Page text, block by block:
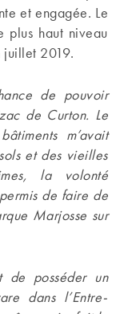
et engagée. Le
haut niveau
juillet 2019.
de pouvoir
de Curton. Le
m’avait
et des vieilles
la volonté
de faire de
Marjosse sur
de posséder un
dans l’Entre-